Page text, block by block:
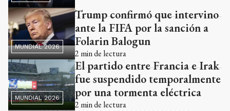
MUNDIAL 2026
Trump confirmó que intervino
ante la FIFA por la sanción a
Folarin Balogun
2 min de lectura
MUNDIAL 2026
El partido entre Francia e Irak
fue suspendido temporalmente
por una tormenta eléctrica
2 min de lectura